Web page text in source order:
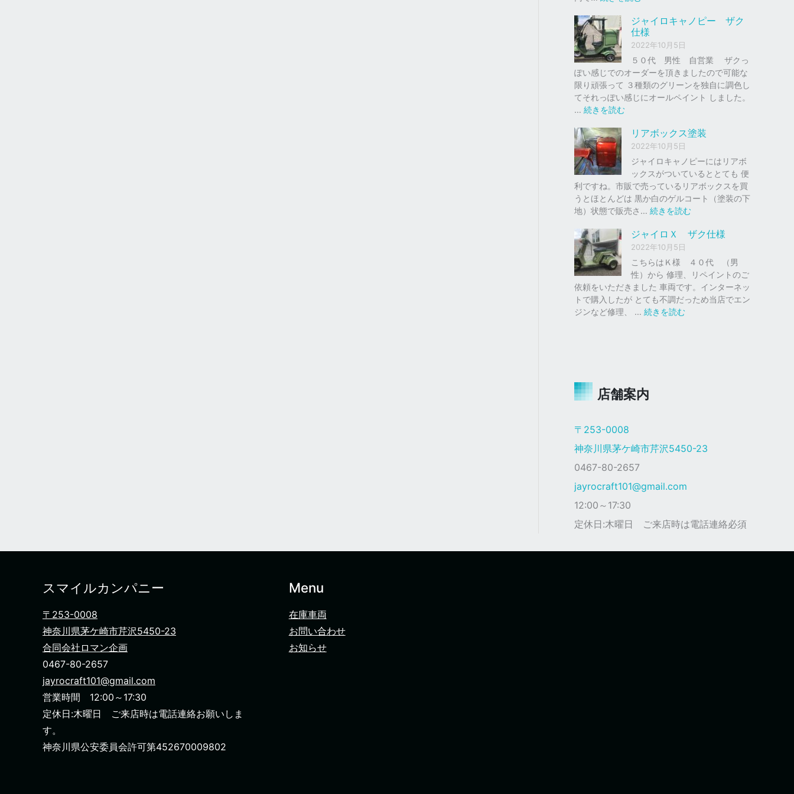
、
車
の
下
取
り
、
買
を
は
じ
め
ま
し
た
ャ
イ
ロ
Ｘ
ソ
リ
レ
ッ
ド
ジャイロキャノピー ザク
仕様
2022年10月5日
５０代 男性 自営業 ザクっ
ぽい感じでのオーダーを頂きましたので可能な
限り頑張って ３種類のグリーンを独自に調色し
てそれっぽい感じにオールペイント しました。
… 続きを読む:
イ
ロ
キ
ャ
ノ
ピ
ザ
仕
様
リアボックス塗装
2022年10月5日
ジャイロキャノピーにはリアボ
ックスがついているととても 便
利ですね。市販で売っているリアボックスを買
うとほとんどは 黒か白のゲルコート（塗装の下
地）状態で販売さ… 続きを読む:
ア
ッ
ク
ス
塗
ジャイロＸ ザク仕様
2022年10月5日
こちらはＫ様 ４０代 （男
性）から 修理、リペイントのご
依頼をいただきました 車両です。インターネッ
トで購入したが とても不調だっため当店でエン
ジンなど修理、 … 続きを読む:
店舗案内
〒253-0008
神奈川県茅ケ崎市芹沢5450-23
0467-80-2657
jayrocraft101@gmail.com
12:00～17:30
定休日:木曜日 ご来店時は電話連絡必須
スマイルカンパニー
〒253-0008
神奈川県茅ケ崎市芹沢5450-23
合同会社ロマン企画
0467-80-2657
jayrocraft101@gmail.com
営業時間 12:00～17:30
定休日:木曜日 ご来店時は電話連絡お願いしま
す。
神奈川県公安委員会許可第452670009802
Menu
在庫車両
お問い合わせ
お知らせ